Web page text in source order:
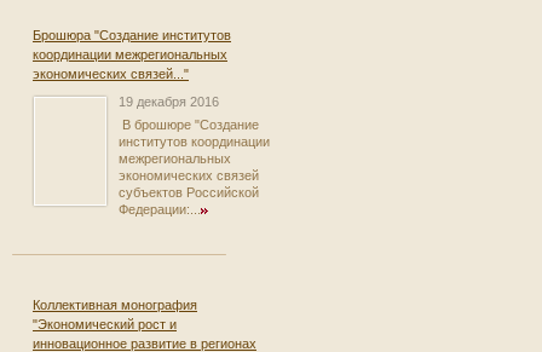
Брошюра "Создание институтов
координации межрегиональных
экономических связей..."
19 декабря 2016
В брошюре "Создание
институтов координации
межрегиональных
экономических связей
субъектов Российской
Федерации:...
Коллективная монография
"Экономический рост и
инновационное развитие в регионах